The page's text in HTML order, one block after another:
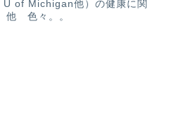
of Michigan他）の健康に関
他 色々。。